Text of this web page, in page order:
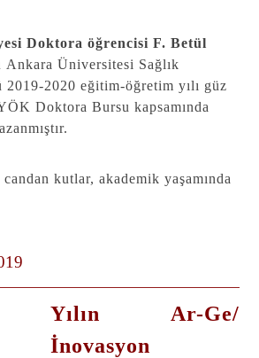
Doktora öğrencisi F. Betül
Ankara Üniversitesi Sağlık
2020 eğitim-öğretim yılı güz
Doktora Bursu kapsamında
kutlar, akademik yaşamında
Yılın Ar-Ge/
İnovasyon